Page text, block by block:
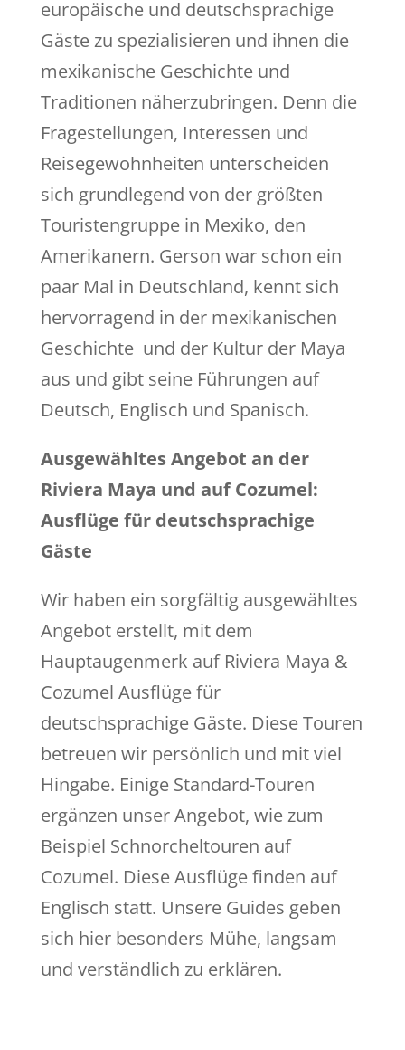
europäische und deutschsprachige
Gäste zu spezialisieren und ihnen die
mexikanische Geschichte und
Traditionen näherzubringen. Denn die
Fragestellungen, Interessen und
Reisegewohnheiten unterscheiden
sich grundlegend von der größten
Touristengruppe in Mexiko, den
Amerikanern. Gerson war schon ein
paar Mal in Deutschland, kennt sich
hervorragend in der mexikanischen
Geschichte und der Kultur der Maya
aus und gibt seine Führungen auf
Deutsch, Englisch und Spanisch.
Ausgewähltes Angebot an der
Riviera Maya und auf Cozumel:
Ausflüge für deutschsprachige
Gäste
Wir haben ein sorgfältig ausgewähltes
Angebot erstellt, mit dem
Hauptaugenmerk auf Riviera Maya &
Cozumel Ausflüge für
deutschsprachige Gäste. Diese Touren
betreuen wir persönlich und mit viel
Hingabe. Einige Standard-Touren
ergänzen unser Angebot, wie zum
Beispiel Schnorcheltouren auf
Cozumel. Diese Ausflüge finden auf
Englisch statt. Unsere Guides geben
sich hier besonders Mühe, langsam
und verständlich zu erklären.